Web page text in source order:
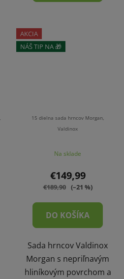
AKCIA
NÁŠ TIP NA 🎁
15 dielna sada hrncov Morgan,
Valdinox
Na sklade
€149,99
€189,90 (–21 %)
DO KOŠÍKA
Sada hrncov Valdinox
Morgan s nepriľnavým
hliníkovým povrchom a